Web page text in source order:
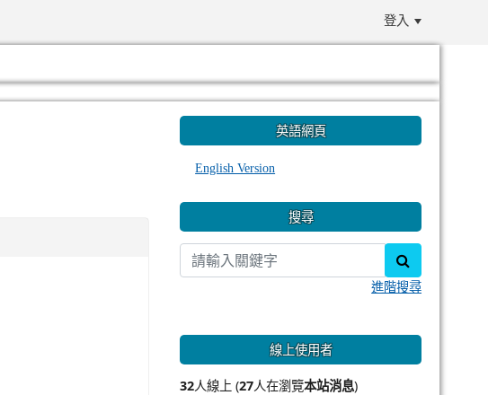
登入
英語網頁
English Version
搜尋
進階搜尋
線上使用者
32人線上 (27人在瀏覽本站消息)